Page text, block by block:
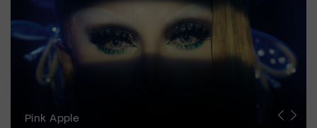
Zurich Film Festival
Pink Apple
Locarno Film Festival
Human Rights Film Festival Zurich
Yesh! Neues aus der jüdischen Filmwelt
Neuchâtel International Fantastic Film Festival
Visions du Réel
Berlinale
Solothurner Filmtage
Geneva International Film Festival